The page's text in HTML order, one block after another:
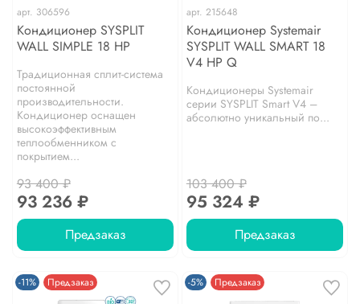
арт. 306596
Кондиционер SYSPLIT
WALL SIMPLE 18 HP
Традиционная сплит-система
постоянной
производительности.
Кондиционер оснащен
высокоэффективным
теплообменником с
покрытием...
93 400 ₽
93 236 ₽
Предзаказ
арт. 215648
Кондиционер Systemair
SYSPLIT WALL SMART 18
V4 HP Q
Кондиционеры Systemair
серии SYSPLIT Smart V4 –
абсолютно уникальный по...
103 400 ₽
95 324 ₽
Предзаказ
-11% Предзаказ -5% Предзаказ